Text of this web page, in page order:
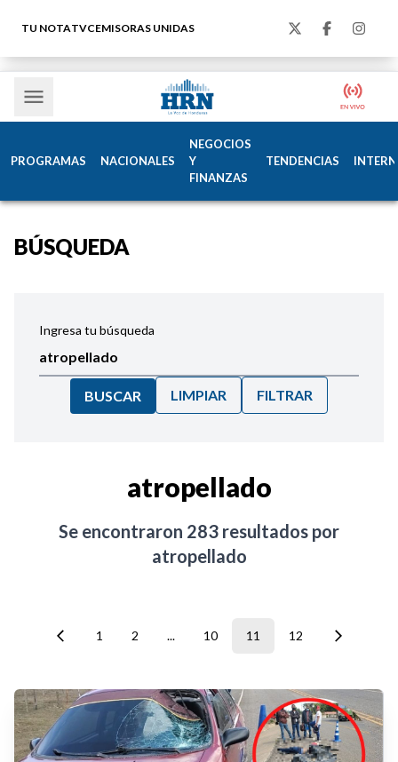
TU NOTATVCEMISORAS UNIDAS
PROGRAMAS NACIONALES
NEGOCIOS
Y
FINANZAS
TENDENCIAS
BÚSQUEDA
Ingresa tu búsqueda
BUSCAR LIMPIAR FILTRAR
atropellado
Se encontraron 283 resultados por
atropellado
1 2 ... 10 11 12